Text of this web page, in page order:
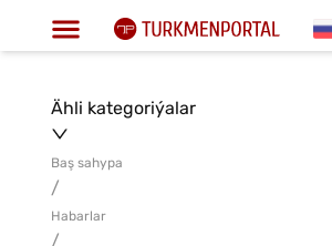
Ähli kategoriýalar
Baş sahypa
/
Habarlar
/